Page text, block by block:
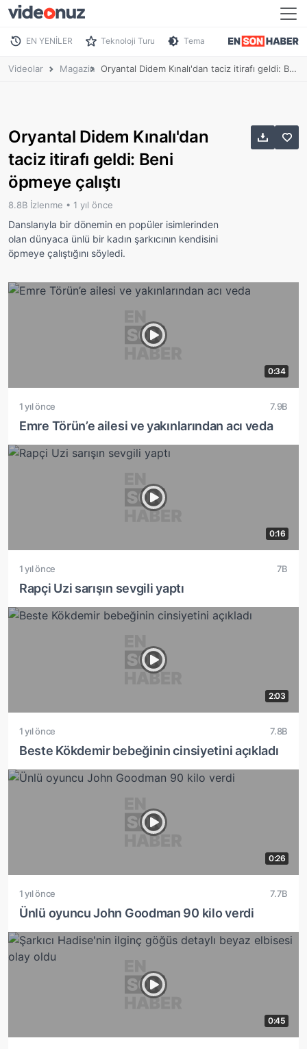
EN YENİLER Teknoloji Turu Tema
Videolar Magazin Oryantal Didem Kınalı'dan taciz itirafı geldi: Beni öpmeye çalıştı
Oryantal Didem Kınalı'dan
taciz itirafı geldi: Beni
öpmeye çalıştı
8.8B İzlenme • 1 yıl önce
Danslarıyla bir dönemin en popüler isimlerinden
olan dünyaca ünlü bir kadın şarkıcının kendisini
öpmeye çalıştığını söyledi.
0:34
1 yıl önce 7.9B
Emre Törün’e ailesi ve yakınlarından acı veda
0:16
1 yıl önce 7B
Rapçi Uzi sarışın sevgili yaptı
2:03
1 yıl önce 7.8B
Beste Kökdemir bebeğinin cinsiyetini açıkladı
0:26
1 yıl önce 7.7B
Ünlü oyuncu John Goodman 90 kilo verdi
0:45